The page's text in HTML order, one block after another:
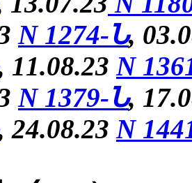
N 1274-Ն,
11.08.23 N
N 1379-Ն,
24.08.23 N